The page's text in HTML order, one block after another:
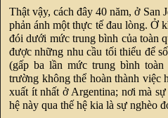
Thật vậy, cách đây 40 năm, ở San
phản ánh một thực tế đau lòng. Ở
đói dưới mức trung bình của toàn
được những nhu cầu tối thiểu để
(gấp ba lần mức trung bình
trường không thể hoàn thành việc
xuất ít nhất ở Argentina; nơi mà
hệ này qua thế hệ kia là sự nghèo